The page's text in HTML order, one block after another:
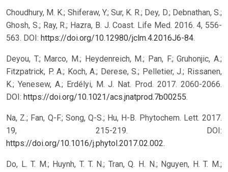
Choudhury, M. K.; Shiferaw, Y.; Sur, K. R.; Dey, D.; Debnathan, S.;
Ghosh, S.; Ray, R.; Hazra, B. J. Coast. Life Med. 2016. 4, 556-
563. DOI: https://doi.org/10.12980/jclm.4.2016J6-84.
Deyou, T.; Marco, M.; Heydenreich, M.; Pan, F.; Gruhonjic, A.;
Fitzpatrick, P. A.; Koch, A.; Derese, S.; Pelletier, J.; Rissanen,
K.; Yenesew, A.; Erdélyi, M. J. Nat. Prod. 2017. 2060-2066.
DOI: https://doi.org/10.1021/acs.jnatprod.7b00255.
Na, Z.; Fan, Q-F.; Song, Q-S.; Hu, H-B. Phytochem. Lett. 2017.
19, 215-219. DOI:
https://doi.org/10.1016/j.phytol.2017.02.002.
Do, L. T. M.; Huynh, T. T. N.; Tran, Q. H. N.; Nguyen, H. T. M.;